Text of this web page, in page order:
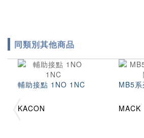
同類別其他商品
輔助接點 1NO 1NC
KACON
MB5
MACK